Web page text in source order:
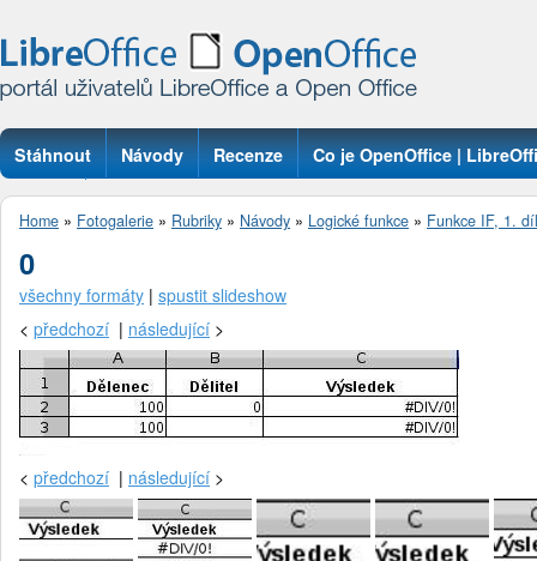
Stáhnout Návody Recenze Co je OpenOffice |
Otázky
Home » Fotogalerie » Rubriky » Návody » Logické funkce » Funkce IF, 1. díl
0
všechny formáty | spustit slideshow
< předchozí | následující >
< předchozí | následující >